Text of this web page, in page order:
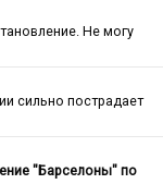
Не могу
сильно пострадает
"Барселоны" по